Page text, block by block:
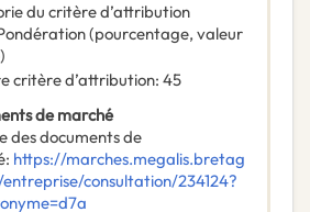
du critère d’attribution
(pourcentage, valeur
critère d’attribution: 45
de marché
des documents de
: https://marches.megalis.bretag
consultation/234124?